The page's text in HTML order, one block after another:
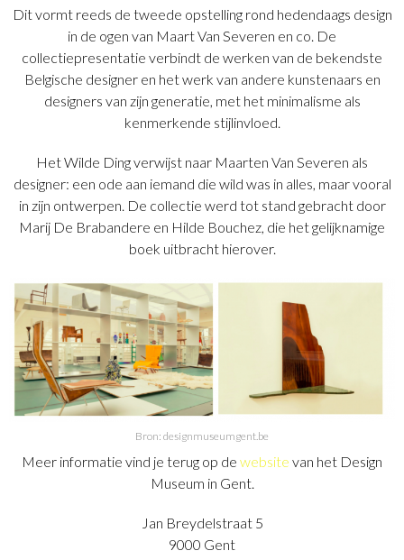
Dit vormt reeds de tweede opstelling rond hedendaags design
in de ogen van Maart Van Severen en co. De
collectiepresentatie verbindt de werken van de bekendste
Belgische designer en het werk van andere kunstenaars en
designers van zijn generatie, met het minimalisme als
kenmerkende stijlinvloed.
Het Wilde Ding verwijst naar Maarten Van Severen als
designer: een ode aan iemand die wild was in alles, maar vooral
in zijn ontwerpen. De collectie werd tot stand gebracht door
Marij De Brabandere en Hilde Bouchez, die het gelijknamige
boek uitbracht hierover.
Bron: designmuseumgent.be
Meer informatie vind je terug op de website van het Design
Museum in Gent.
Jan Breydelstraat 5
9000 Gent